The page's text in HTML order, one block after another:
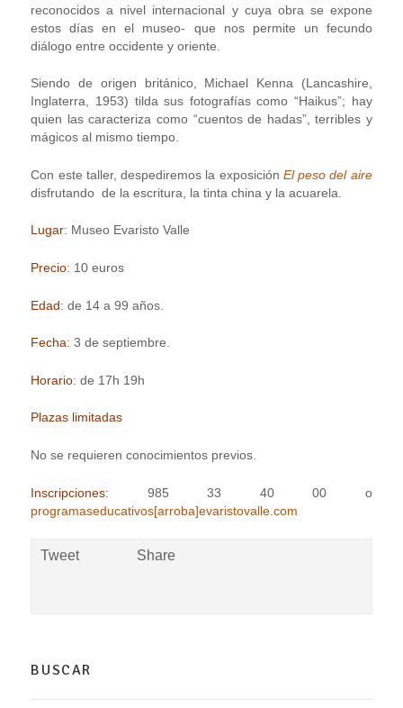
reconocidos a nivel internacional y cuya obra se expone
estos días en el museo- que nos permite un fecundo
diálogo entre occidente y oriente.
Siendo de origen británico, Michael Kenna (Lancashire,
Inglaterra, 1953) tilda sus fotografías como “Haikus”; hay
quien las caracteriza como “cuentos de hadas”, terribles y
mágicos al mismo tiempo.
Con este taller, despediremos la exposición El peso del aire
disfrutando de la escritura, la tinta china y la acuarela.
Lugar: Museo Evaristo Valle
Precio: 10 euros
Edad: de 14 a 99 años.
Fecha: 3 de septiembre.
Horario: de 17h 19h
Plazas limitadas
No se requieren conocimientos previos.
Inscripciones: 985 33 40 00 o
programaseducativos[arroba]evaristovalle.com
Tweet Share
BUSCAR